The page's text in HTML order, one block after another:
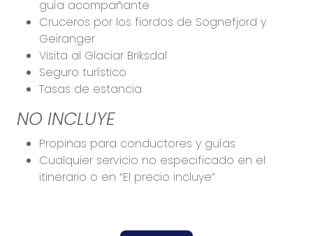
guía acompañante
Cruceros por los fiordos de Sognefjord y
Geiranger
Visita al Glaciar Briksdal
Seguro turístico
Tasas de estancia
NO INCLUYE
Propinas para conductores y guías
Cualquier servicio no especificado en el
itinerario o en “El precio incluye”